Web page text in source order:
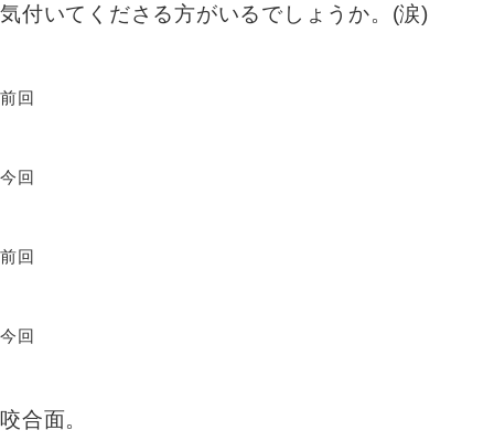
気付いてくださる方がいるでしょうか。(涙)
前回
今回
前回
今回
咬合面。